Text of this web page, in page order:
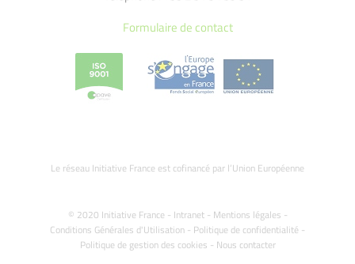
Formulaire de contact
Le réseau Initiative France est cofinancé par l’Union Européenne
© 2020 Initiative France - Intranet- Mentions légales -
Conditions Générales d'Utilisation - Politique de confidentialité -
Politique de gestion des cookies - Nous contacter